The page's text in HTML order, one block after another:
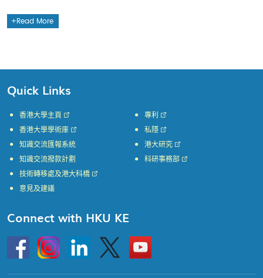
Read More
Quick Links
香港大學主頁
香港大學學術庫
知識交流匯報系統
知識交流撥款計劃
專利
私隱
港大研究
科研事務部
技術轉移處及港大科橋
意見及建議
Connect with HKU KE
HKU
InstagramLinkedin Twitter
Go
to
HKU